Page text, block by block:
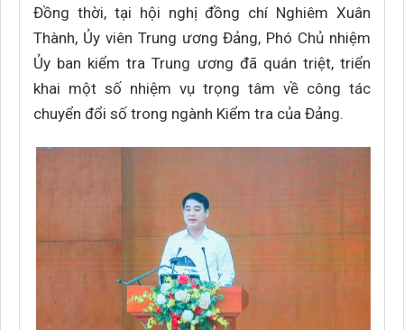
Đồng thời, tại hội nghị đồng chí Nghiêm Xuân
Thành, Ủy viên Trung ương Đảng, Phó Chủ nhiệm
Ủy ban kiểm tra Trung ương đã quán triệt, triển
khai một số nhiệm vụ trọng tâm về công tác
chuyển đổi số trong ngành Kiểm tra của Đảng.